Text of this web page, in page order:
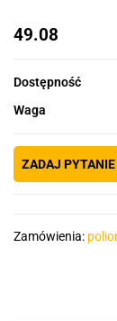
49.08
Dostępność
Waga
ZADAJ PYTANIE
Zamówienia: